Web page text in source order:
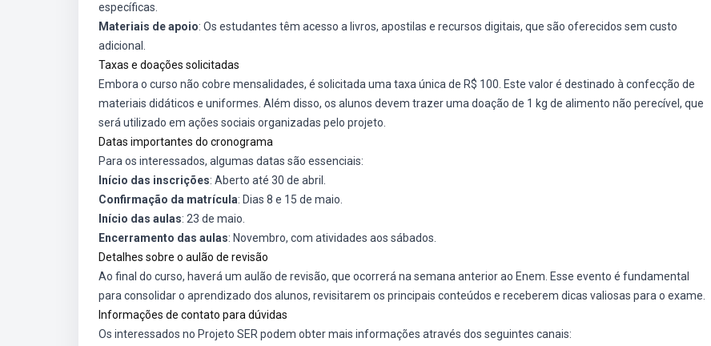
específicas.
Materiais de apoio: Os estudantes têm acesso a livros, apostilas e recursos digitais, que são oferecidos sem custo
adicional.
Taxas e doações solicitadas
Embora o curso não cobre mensalidades, é solicitada uma taxa única de R$ 100. Este valor é destinado à confecção de
materiais didáticos e uniformes. Além disso, os alunos devem trazer uma doação de 1 kg de alimento não perecível, que
será utilizado em ações sociais organizadas pelo projeto.
Datas importantes do cronograma
Para os interessados, algumas datas são essenciais:
Início das inscrições: Aberto até 30 de abril.
Confirmação da matrícula: Dias 8 e 15 de maio.
Início das aulas: 23 de maio.
Encerramento das aulas: Novembro, com atividades aos sábados.
Detalhes sobre o aulão de revisão
Ao final do curso, haverá um aulão de revisão, que ocorrerá na semana anterior ao Enem. Esse evento é fundamental
para consolidar o aprendizado dos alunos, revisitarem os principais conteúdos e receberem dicas valiosas para o exame.
Informações de contato para dúvidas
Os interessados no Projeto SER podem obter mais informações através dos seguintes canais: